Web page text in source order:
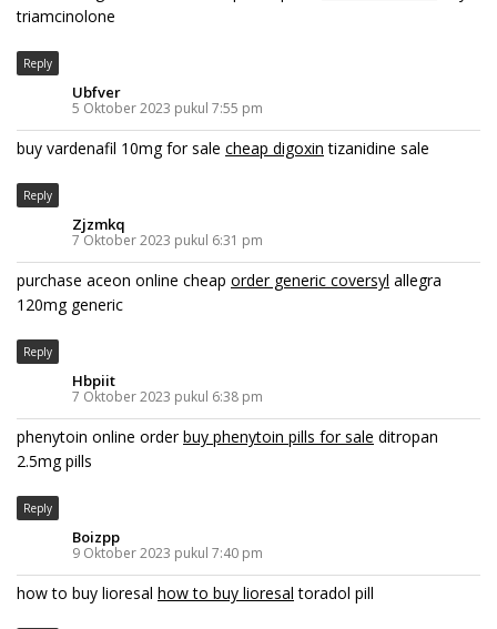
triamcinolone
Reply
Ubfver
5 Oktober 2023 pukul 7:55 pm
buy vardenafil 10mg for sale cheap digoxin tizanidine sale
Reply
Zjzmkq
7 Oktober 2023 pukul 6:31 pm
purchase aceon online cheap order generic coversyl allegra
120mg generic
Reply
Hbpiit
7 Oktober 2023 pukul 6:38 pm
phenytoin online orderbuy phenytoin pills for sale ditropan
2.5mg pills
Reply
Boizpp
9 Oktober 2023 pukul 7:40 pm
how to buy lioresal how to buy lioresal toradol pill